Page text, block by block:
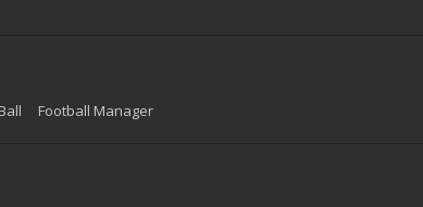
Football Manager